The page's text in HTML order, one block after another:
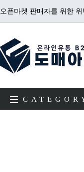
오픈마켓 판매자를 위한